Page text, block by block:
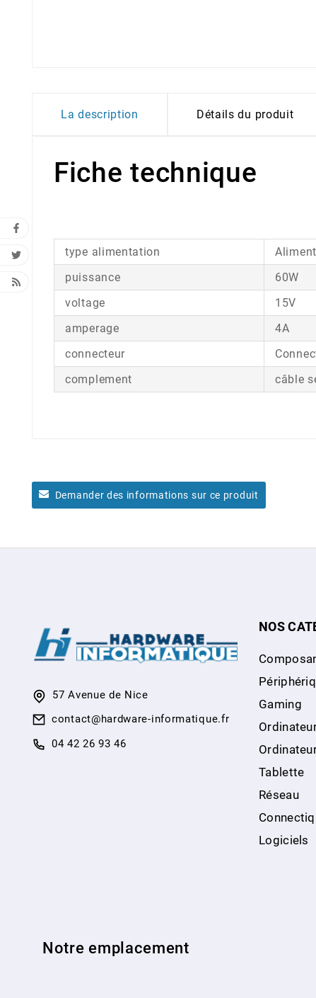
La description Détails du produit
Fiche technique
type alimentation
puissance
60W
voltage
15V
amperage
4A
connecteur
complement
câble
Demander des informations sur ce produit
57 Avenue de Nice
contact@hardware-informatique.fr
04 42 26 93 46
NOS
Gaming
Tablette
Réseau
Logiciels
Notre emplacement